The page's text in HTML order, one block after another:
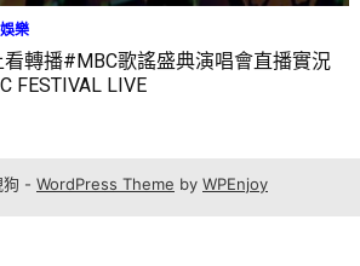
樂
轉播#MBC歌謠盛典演唱會直播實況
FESTIVAL LIVE
- WordPress Theme by WPEnjoy